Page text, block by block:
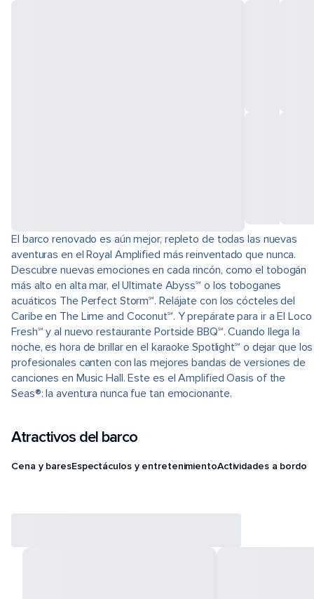
El barco renovado es aún mejor, repleto de todas las nuevas
aventuras en el Royal Amplified más reinventado que nunca.
Descubre nuevas emociones en cada rincón, como el tobogán
más alto en alta mar, el Ultimate Abyss℠ o los toboganes
acuáticos The Perfect Storm℠. Relájate con los cócteles del
Caribe en The Lime and Coconut℠. Y prepárate para ir a El Loco
Fresh℠ y al nuevo restaurante Portside BBQ℠. Cuando llega la
noche, es hora de brillar en el karaoke Spotlight℠ o dejar que los
profesionales canten con las mejores bandas de versiones de
canciones en Music Hall. Este es el Amplified Oasis of the
Seas®: la aventura nunca fue tan emocionante.
Atractivos del barco
Cena y baresEspectáculos y entretenimientoActividades a bordo